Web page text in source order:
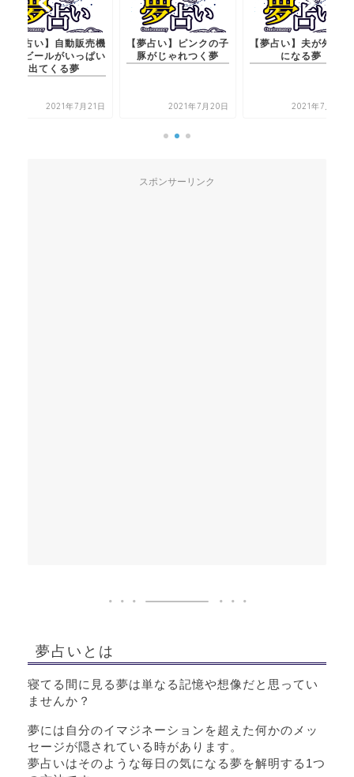
【夢占い】自動販売機
からビールがいっぱい
出てくる夢
2021年7月21日
【夢占い】ピンクの子
豚がじゃれつく夢
2021年7月20日
【夢占い】夫が外国人
になる夢
2021年7月20日
スポンサーリンク
夢占いとは
寝てる間に見る夢は単なる記憶や想像だと思ってい
ませんか？
夢には自分のイマジネーションを超えた何かのメッ
セージが隠されている時があります。
夢占いはそのような毎日の気になる夢を解明する1つ